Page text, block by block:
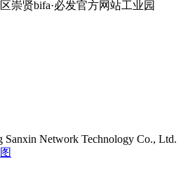
崇贤bifa·必发官方网站工业园
Network Technology Co., Ltd.